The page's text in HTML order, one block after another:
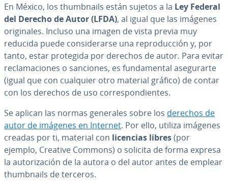
En México, los thu­m­b­nai­ls están sujetos a la Ley Federal
del Derecho de Autor (LFDA), al igual que las imágenes
ori­gi­na­les. Incluso una imagen de vista previa muy
reducida puede co­n­si­de­rar­se una re­pro­du­c­ción y, por
tanto, estar protegida por derechos de autor. Para evitar
re­cla­ma­cio­nes o sanciones, es fu­n­da­me­n­tal ase­gu­rar­te
(igual que con cualquier otro material gráfico) de contar
con los derechos de uso co­rre­s­po­n­die­n­tes.
Se aplican las normas generales sobre los derechos de
autor de imágenes en Internet. Por ello, utiliza imágenes
creadas por ti, material con licencias libres(por
ejemplo, Creative Commons) o solicita de forma expresa
la au­to­ri­za­ción de la autora o del autor antes de emplear
thu­m­b­nai­ls de terceros.